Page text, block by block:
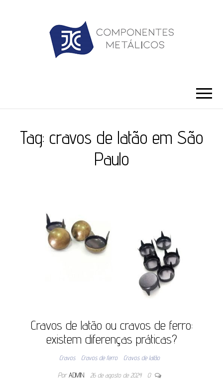
Tag: cravos de latão em São
Paulo
Cravos de latão ou cravos de ferro:
existem diferenças práticas?
Cravos Cravos de ferro Cravos de latão
Por ADMIN 26 de agosto de 2024 0